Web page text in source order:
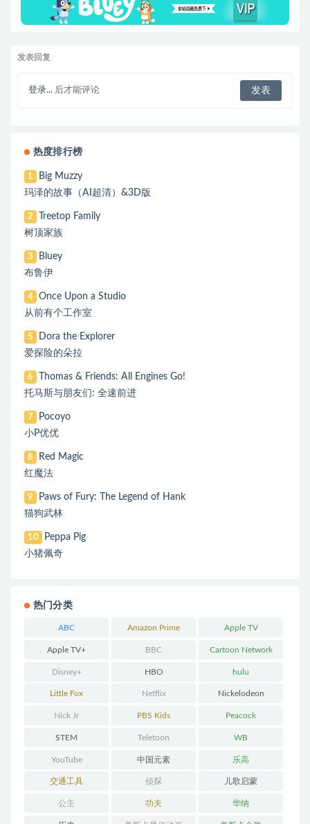
发表回复
登录... 后才能评论
热度排行榜
1
Big Muzzy
玛泽的故事（AI超清）&3D版
2
Treetop Family
树顶家族
3
Bluey
布鲁伊
4
Once Upon a Studio
从前有个工作室
5
Dora the Explorer
爱探险的朵拉
6
Thomas & Friends: All Engines Go!
托马斯与朋友们: 全速前进
7
Pocoyo
小P优优
8
Red Magic
红魔法
9
Paws of Fury: The Legend of Hank
猫狗武林
10
Peppa Pig
小猪佩奇
热门分类
ABC Amazon Prime Apple TV
Apple TV+ BBC Cartoon Network
Disney+ HBO hulu
Little Fox Netflix Nickelodeon
Nick Jr PBS Kids Peacock
STEM Teletoon WB
YouTube 中国元素 乐高
交通工具 侦探 儿歌启蒙
公主 功夫 华纳